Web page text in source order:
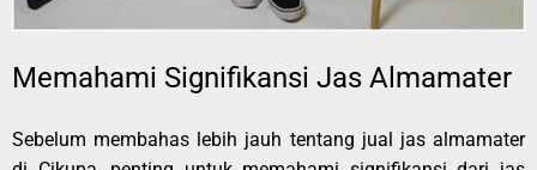
Memahami Signifikansi Jas Almamater
Sebelum membahas lebih jauh tentang jual jas almamater